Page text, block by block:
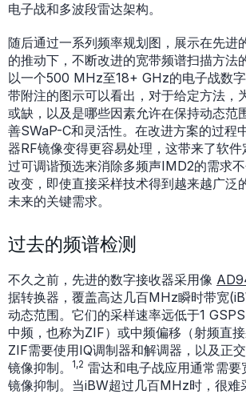
电子战和多波段雷达架构。
随后通过一系列频率规划图，展示在先进
的推动下，不断改进的宽带频谱扫描方法
以一个500 MHz至18+ GHz的电子战数
带附注的图示可以看出，对于给定方法，
或缺，以及是哪些因素允许在保持动态范
善SWaP-C和灵活性。在改进方案的过程
器RF镜像变得更容易处理，这带来了软件
过可调谐预选来消除多频声IMD2的需求
改变，即使直接采样技术得到越来越广泛
未来的关键需求。
过去的频谱检测
不久之前，先进的数字接收器采用像
据转换器，覆盖高达几百MHz瞬时带宽
动态范围。它们的采样速率远低于1
中频，也称为ZIF）或中频偏移（射频直接
ZIF需要使用IQ调制器和解调器，以及正
镜像抑制。
1,2 雷达和电子战应用通常需要
镜像抑制。当iBW超过几百MHz时，很难